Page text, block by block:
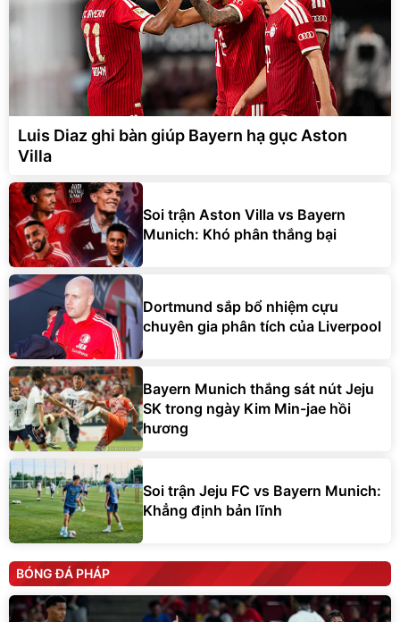
Luis Diaz ghi bàn giúp Bayern hạ gục Aston
Villa
Soi trận Aston Villa vs Bayern
Munich: Khó phân thắng bại
Dortmund sắp bổ nhiệm cựu
chuyên gia phân tích của Liverpool
Bayern Munich thắng sát nút Jeju
SK trong ngày Kim Min-jae hồi
hương
Soi trận Jeju FC vs Bayern Munich:
Khẳng định bản lĩnh
BÓNG ĐÁ PHÁP